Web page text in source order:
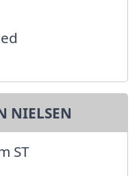
NIELSEN
ST